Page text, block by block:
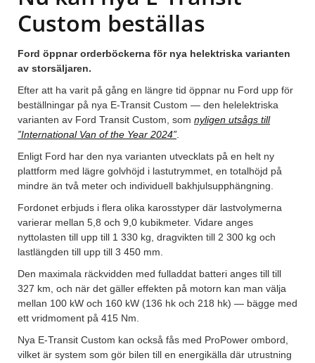
Custom beställas
Ford öppnar orderböckerna för nya helektriska varianten
av storsäljaren.
Efter att ha varit på gång en längre tid öppnar nu Ford upp för
beställningar på nya E-Transit Custom — den helelektriska
varianten av Ford Transit Custom, som nyligen utsågs till
”International Van of the Year 2024”
Enligt Ford har den nya varianten utvecklats på en helt ny
plattform med lägre golvhöjd i lastutrymmet, en totalhöjd på
mindre än två meter och individuell bakhjulsupphängning.
Fordonet erbjuds i flera olika karosstyper där lastvolymerna
varierar mellan 5,8 och 9,0 kubikmeter. Vidare anges
nyttolasten till upp till 1 330 kg, dragvikten till 2 300 kg och
lastlängden till upp till 3 450 mm.
Den maximala räckvidden med fulladdat batteri anges till till
327 km, och när det gäller effekten på motorn kan man välja
mellan 100 kW och 160 kW (136 hk och 218 hk) — bägge med
ett vridmoment på 415 Nm.
Nya E-Transit Custom kan också fås med ProPower ombord,
vilket är system som gör bilen till en energikälla där utrustning